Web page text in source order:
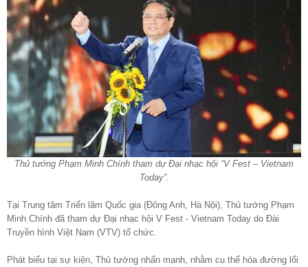
Thủ tướng Phạm Minh Chính tham dự Đại nhạc hội “V Fest – Vietnam
Today”.
Tại Trung tâm Triển lãm Quốc gia (Đông Anh, Hà Nội), Thủ tướng Phạm
Minh Chính đã tham dự Đại nhạc hội V Fest - Vietnam Today do Đài
Truyền hình Việt Nam (VTV) tổ chức.
Phát biểu tại sự kiện, Thủ tướng nhấn mạnh, nhằm cụ thể hóa đường lối